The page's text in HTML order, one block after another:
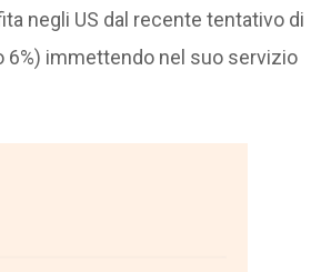
negli US dal recente tentativo di
immettendo nel suo servizio